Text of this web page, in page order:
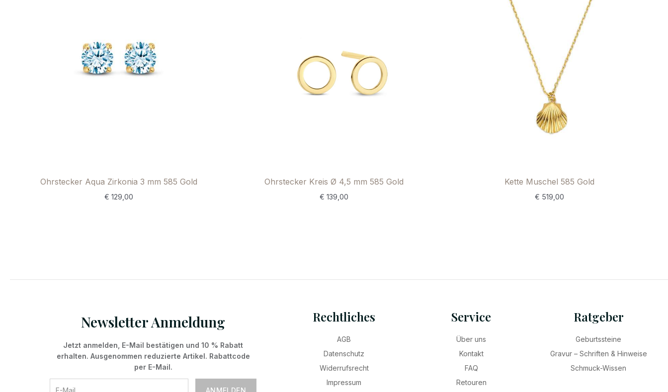
Ohrstecker Aqua Zirkonia 3 mm 585 Gold
€ 129,00
Ohrstecker Kreis Ø 4,5 mm 585 Gold
€ 139,00
Kette Muschel 585 Gold
€ 519,00
Newsletter Anmeldung
Jetzt anmelden, E-Mail bestätigen und 10 % Rabatt
erhalten. Ausgenommen reduzierte Artikel. Rabattcode
per E-Mail.
Rechtliches
AGB
Datenschutz
Widerrufsrecht
Impressum
Service
Über uns
Kontakt
FAQ
Retouren
Ratgeber
Geburtssteine
Gravur – Schriften & Hinweise
Schmuck-Wissen